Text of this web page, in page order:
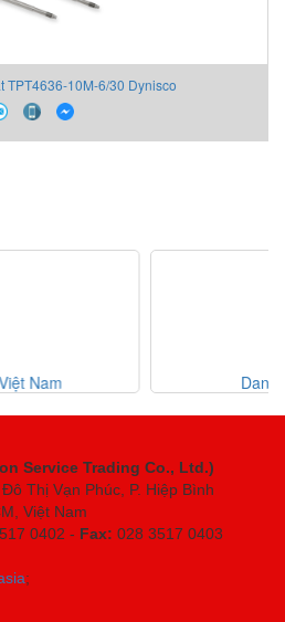
TPT4636-10M-6/30 Dynisco
bị giá tốt 2 30-07-2026
Service Trading Co., Ltd.)
Thị Vạn Phúc, P. Hiệp Bình
, Việt Nam
0402 - Fax: 028 3517 0403
;